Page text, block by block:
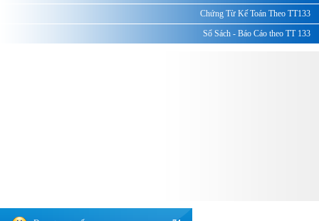
Chứng Từ Kế Toán Theo TT133
Sổ Sách - Báo Cáo theo TT 133